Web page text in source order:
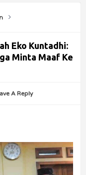
Eko Kuntadhi:
Minta Maaf Ke
A Reply